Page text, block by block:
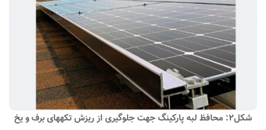
شکل۲: محافظ لبه پارکینگ جهت جلوگیری از ریزش تکه‎های برف و یخ